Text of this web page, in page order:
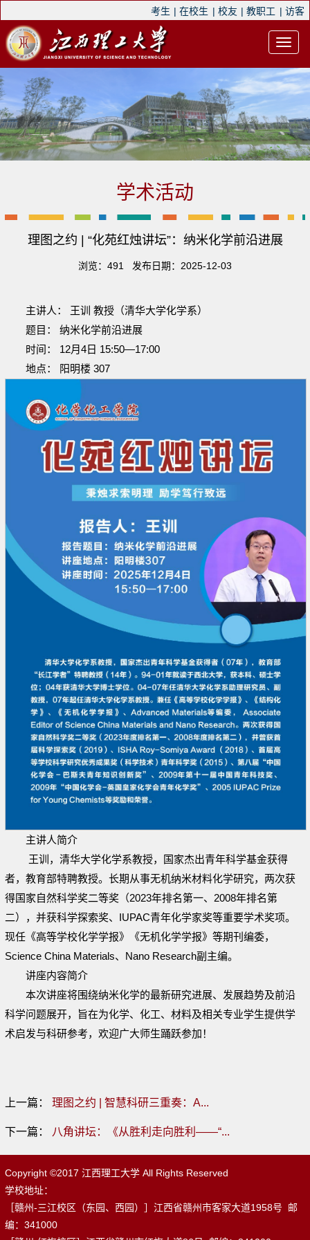
考生 | 在校生 | 校友 | 教职工 | 访客
学术活动
理图之约 | “化苑红烛讲坛”：纳米化学前沿进展
浏览： 491 发布日期：2025-12-03
主讲人： 王训 教授（清华大学化学系）
题目： 纳米化学前沿进展
时间： 12月4日 15:50—17:00
地点： 阳明楼 307
主讲人简介
王训，清华大学化学系教授，国家杰出青年科学基金获得
者，教育部特聘教授。长期从事无机纳米材料化学研究，两次获
得国家自然科学奖二等奖（2023年排名第一、2008年排名第
二），并获科学探索奖、IUPAC青年化学家奖等重要学术奖项。
现任《高等学校化学学报》《无机化学学报》等期刊编委，
Science China Materials、Nano Research副主编。
讲座内容简介
本次讲座将围绕纳米化学的最新研究进展、发展趋势及前沿
科学问题展开，旨在为化学、化工、材料及相关专业学生提供学
术启发与科研参考， 欢迎广大师生踊跃参加！
上一篇： 理图之约 | 智慧科研三重奏：A...
下一篇： 八角讲坛：《从胜利走向胜利——“...
Copyright ©2017 江西理工大学 All Rights Reserved
学校地址：
［赣州-三江校区（东园、西园）］江西省赣州市客家大道1958号 邮
编：341000